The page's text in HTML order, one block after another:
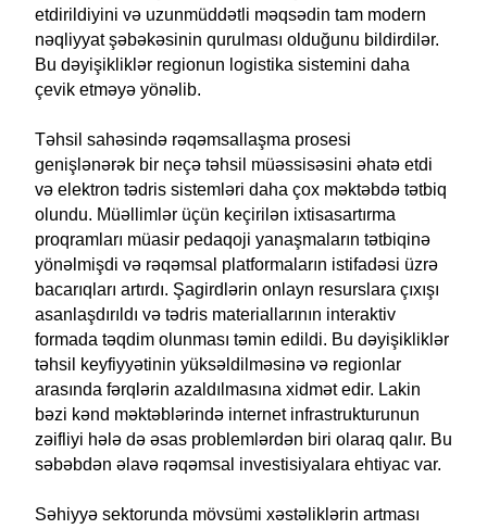
etdirildiyini və uzunmüddətli məqsədin tam modern
nəqliyyat şəbəkəsinin qurulması olduğunu bildirdilər.
Bu dəyişikliklər regionun logistika sistemini daha
çevik etməyə yönəlib.
Təhsil sahəsində rəqəmsallaşma prosesi
genişlənərək bir neçə təhsil müəssisəsini əhatə etdi
və elektron tədris sistemləri daha çox məktəbdə tətbiq
olundu. Müəllimlər üçün keçirilən ixtisasartırma
proqramları müasir pedaqoji yanaşmaların tətbiqinə
yönəlmişdi və rəqəmsal platformaların istifadəsi üzrə
bacarıqları artırdı. Şagirdlərin onlayn resurslara çıxışı
asanlaşdırıldı və tədris materiallarının interaktiv
formada təqdim olunması təmin edildi. Bu dəyişikliklər
təhsil keyfiyyətinin yüksəldilməsinə və regionlar
arasında fərqlərin azaldılmasına xidmət edir. Lakin
bəzi kənd məktəblərində internet infrastrukturunun
zəifliyi hələ də əsas problemlərdən biri olaraq qalır. Bu
səbəbdən əlavə rəqəmsal investisiyalara ehtiyac var.
Səhiyyə sektorunda mövsümi xəstəliklərin artması